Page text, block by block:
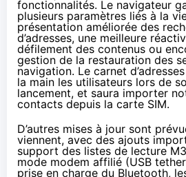
fonctionnalités. Le navigateur
plusieurs paramètres liés à la
présentation améliorée des
d’adresses, une meilleure
défilement des contenus ou
gestion de la restauration des
navigation. Le carnet
la main les utilisateurs lors de
lancement, et saura importer
contacts depuis la carte SIM.
D’autres mises à jour sont
viennent, avec des ajouts
support des listes de lecture
mode modem affilié (USB
prise en charge du Bluetooth,